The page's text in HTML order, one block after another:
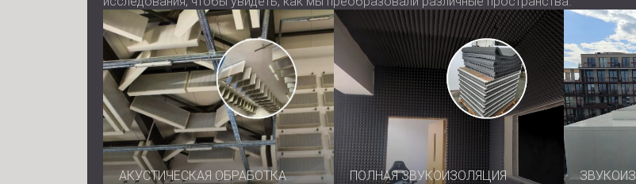
АКУСТИЧЕСКАЯ ОБРАБОТКА
ПОЛНАЯ ЗВУКОИЗОЛЯЦИЯ